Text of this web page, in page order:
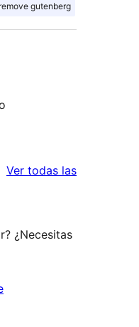
remove gutenberg
Ver todas las
¿Necesitas